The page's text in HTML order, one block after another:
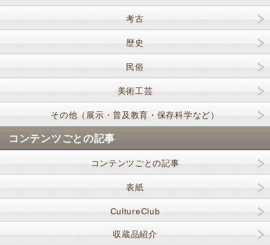
考古
歴史
民俗
美術工芸
その他（展示・普及教育・保存科学など）
コンテンツごとの記事
コンテンツごとの記事
表紙
CultureClub
収蔵品紹介